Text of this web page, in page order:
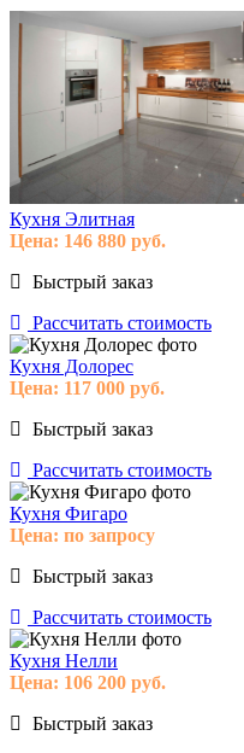
Кухня Элитная
Цена: 146 880 руб.
Быстрый заказ
Рассчитать стоимость
Кухня Долорес
Цена: 117 000 руб.
Быстрый заказ
Рассчитать стоимость
Кухня Фигаро
Цена: по запросу
Быстрый заказ
Рассчитать стоимость
Кухня Нелли
Цена: 106 200 руб.
Быстрый заказ